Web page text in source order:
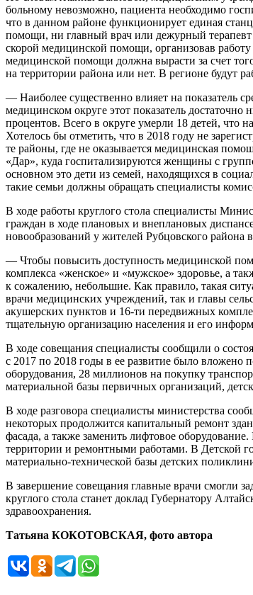
больному невозможно, пациента необходимо
что в данном районе функционирует единая
помощи, ни главный врач или дежурный терапевт
скорой медицинской помощи, организовав
медицинской помощи должна вырасти за счет
на территории района или нет. В регионе будут
— Наиболее существенно влияет на показатель
медицинском округе этот показатель
процентов. Всего в округе умерли 18 детей, что
Хотелось бы отметить, что в 2018 году не
те районы, где не оказывается медицинская
«Дар», куда госпитализируются женщины с
основном это дети из семей, находящихся в
такие семьи должны обращать специалисты
В ходе работы круглого стола специалисты
граждан в ходе плановых и внеплановых
новообразований у жителей Рубцовского района
— Чтобы повысить доступность медицинской
комплекса «женское» и «мужское» здоровье, а
к сожалению, небольшие. Как правило, такая
врачи медицинских учреждений, так и главы
акушерских пунктов и 16-ти передвижных
тщательную организацию населения и его
В ходе совещания специалисты сообщили о
с 2017 по 2018 годы в ее развитие было вложено
оборудования, 28 миллионов на покупку
материальной базы первичных организаций,
В ходе разговора специалисты министерства
некоторых продолжится капитальный ремонт
фасада, а также заменить лифтовое
территории и ремонтными работами. В Детской
материально-технической базы детских
В завершение совещания главные врачи смогли
круглого стола станет доклад Губернатору
здравоохранения.
Татьяна КОКОТОВСКАЯ, фото автора